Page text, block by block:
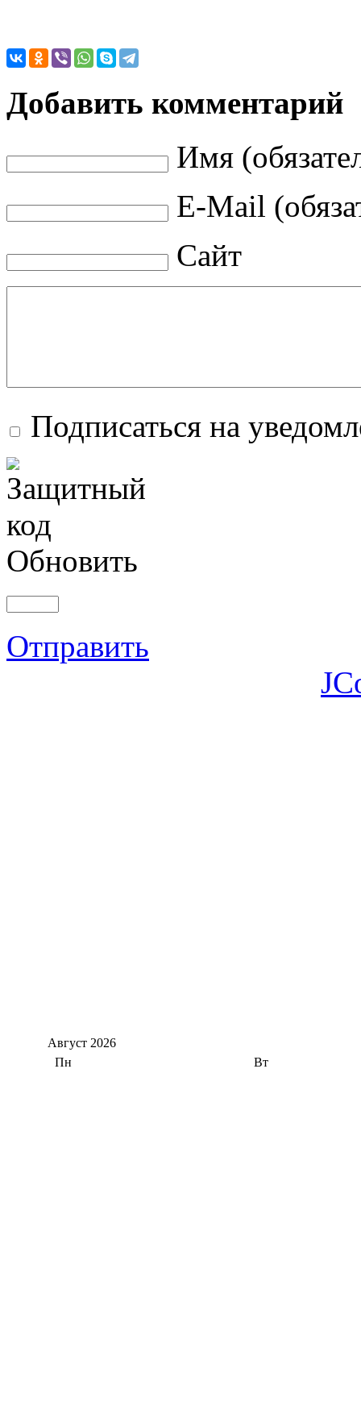
Добавить комментарий
Имя
E-Mail
Сайт
Подписаться на
Обновить
Отправить
Август 2026
Пн
Вт